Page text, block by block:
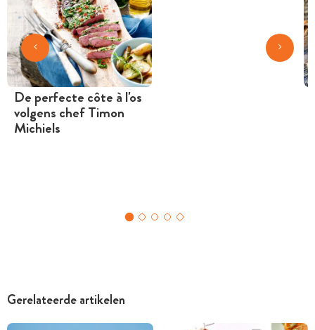
De perfecte côte à l'os
volgens chef Timon
Michiels
Gerelateerde artikelen